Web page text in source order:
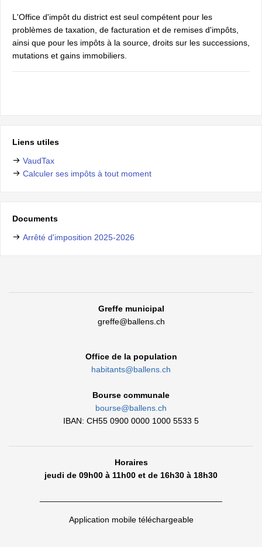
L'Office d'impôt du district est seul compétent pour les
problèmes de taxation, de facturation et de remises d'impôts,
ainsi que pour les impôts à la source, droits sur les successions,
mutations et gains immobiliers.
Liens utiles
VaudTax
Calculer ses impôts à tout moment
Documents
Arrêté d'imposition 2025-2026
Greffe municipal
greffe@ballens.ch
Office de la population
habitants@ballens.ch
Bourse communale
bourse@ballens.ch
IBAN: CH55 0900 0000 1000 5533 5
Horaires
jeudi de 09h00 à 11h00 et de 16h30 à 18h30
Application mobile téléchargeable